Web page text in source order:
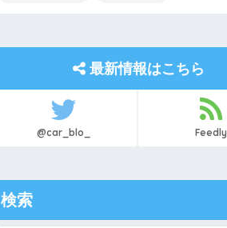
最新情報はこちら
@car_blo_ Feedly
検索